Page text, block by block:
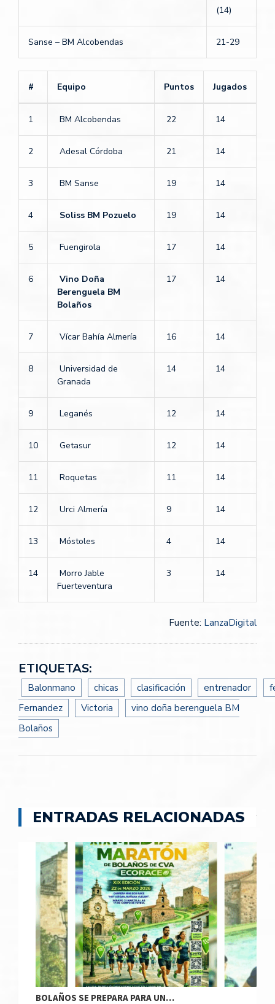
(14)
Sanse – BM Alcobendas 21-29
# Equipo Puntos Jugados
1 BM Alcobendas 22 14
2 Adesal Córdoba 21 14
3 BM Sanse 19 14
4 Soliss BM Pozuelo 19 14
5 Fuengirola 17 14
6
Vino Doña
Berenguela BM
Bolaños
17 14
7 Vícar Bahía Almería 16 14
8
Universidad de
Granada
14 14
9 Leganés 12 14
10 Getasur 12 14
11 Roquetas 11 14
12 Urci Almería 9 14
13 Móstoles 4 14
14
Morro Jable
Fuerteventura
3 14
Fuente: LanzaDigital
ETIQUETAS:
Balonmano chicas clasificación entrenador
Fernandez
Victoria
vino doña berenguela BM
Bolaños
ENTRADAS RELACIONADAS
BOLAÑOS SE PREPARA PARA UN…